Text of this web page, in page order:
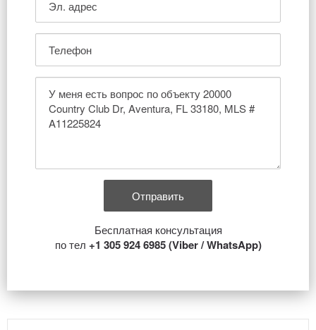
Бесплатная консультация
по тел +1 305 924 6985 (Viber / WhatsApp)